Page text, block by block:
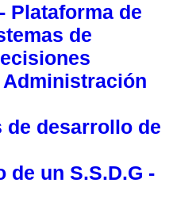
Plataforma de
de
Administración
de desarrollo de
de un S.S.D.G -